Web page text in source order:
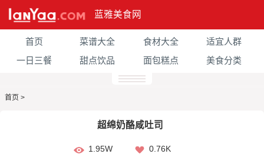
蓝雅美食网
首页 菜谱大全 食材大全
适宜人群
一日三餐
甜点饮品 面包糕点 美食分类
首页 >
超绵奶酪咸吐司
1.95W 0.76K